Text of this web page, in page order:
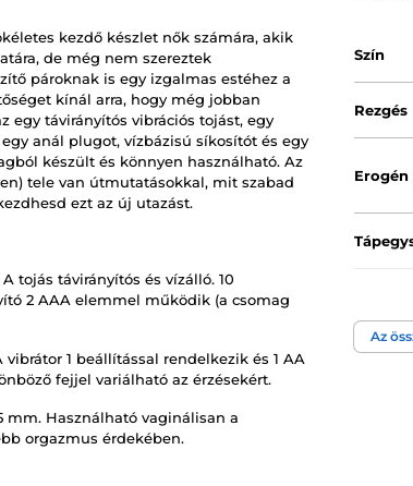
kezdő készlet nők számára, akik
de még nem szereztek
pároknak is egy izgalmas estéhez a
kínál arra, hogy még jobban
egy távirányítós vibrációs tojást, egy
anál plugot, vízbázisú síkosítót és egy
készült és könnyen használható. Az
tele van útmutatásokkal, mit szabad
ezt az új utazást.
tojás távirányítós és vízálló. 10
2 AAA elemmel működik (a csomag
1 beállítással rendelkezik és 1 AA
fejjel variálható az érzésekért.
mm. Használható vaginálisan a
orgazmus érdekében.
Szín
Rezgés
Erogén
Az